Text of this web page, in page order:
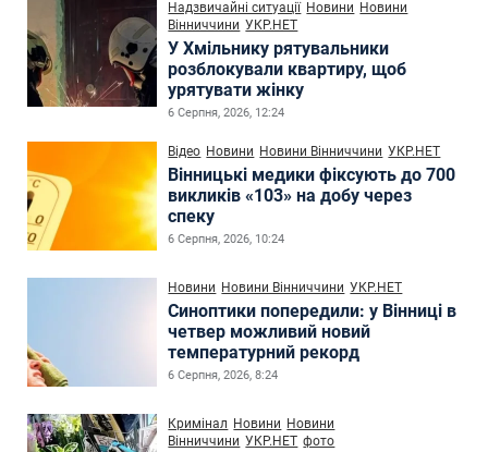
Надзвичайні ситуації Новини Новини
Вінниччини УКР.НЕТ
У Хмільнику рятувальники
розблокували квартиру, щоб
урятувати жінку
6 Серпня, 2026, 12:24
Відео Новини Новини Вінниччини УКР.НЕТ
Вінницькі медики фіксують до 700
викликів «103» на добу через
спеку
6 Серпня, 2026, 10:24
Новини Новини Вінниччини УКР.НЕТ
Синоптики попередили: у Вінниці в
четвер можливий новий
температурний рекорд
6 Серпня, 2026, 8:24
Кримінал Новини Новини
Вінниччини УКР.НЕТ фото